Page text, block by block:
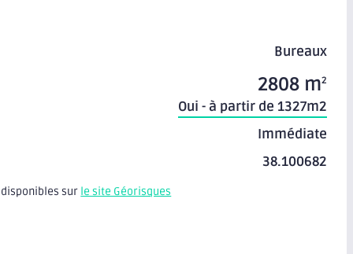
Bureaux
2808 m2
Oui - à partir de 1327m2
Immédiate
38.100682
sur le site Géorisques